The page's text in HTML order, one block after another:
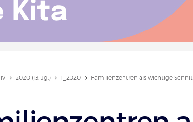
2020 (13. Jg.) 1_2020 Familienzentren als wichtige